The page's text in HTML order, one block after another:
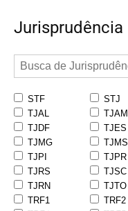
Jurisprudência
STF STJ
TJAL
TJAM
TJDF
TJES
TJMG
TJMS
TJPI
TJPR
TJRS
TJSC
TJRN
TJTO
TRF1
TRF2